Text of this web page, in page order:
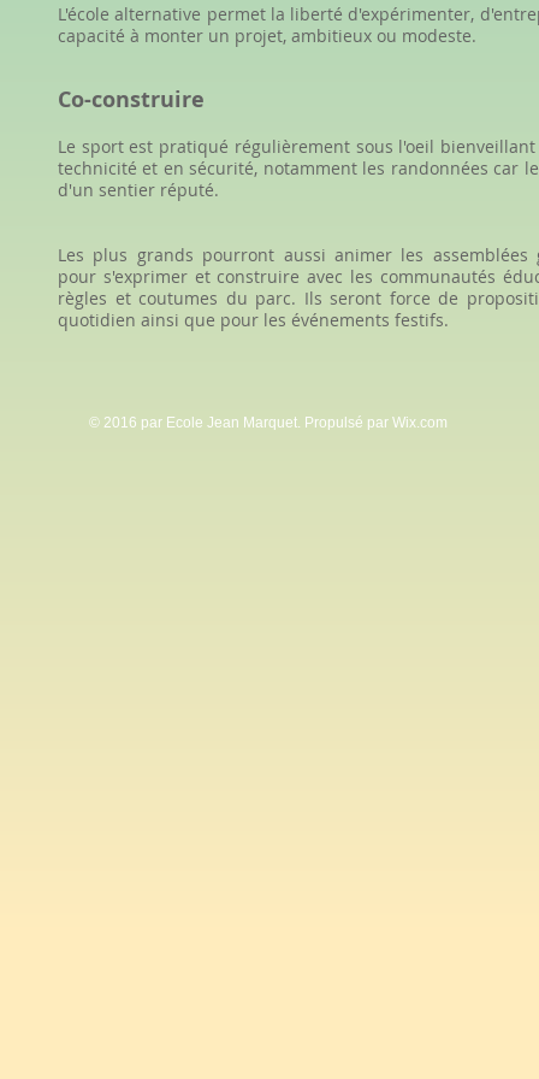
L'école alternative permet la liberté d'expérimenter,
capacité à monter un projet, ambitieux ou modeste.
Co-construire
Le sport est pratiqué régulièrement sous l'oeil
technicité et en sécurité, notamment les randonnées car
d'un sentier réputé.
Les plus grands pourront aussi animer les assemblées
pour s'exprimer et construire avec les communautés
règles et coutumes du parc. Ils seront force de
quotidien ainsi que pour les événements festifs.
© 2016 par Ecole Jean Marquet. Propulsé par Wix.com